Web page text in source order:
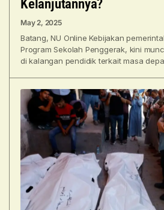
Kelanjutannya?
May 2, 2025
Batang, NU Online Kebijakan
Program Sekolah Penggerak, kini
di kalangan pendidik terkait masa